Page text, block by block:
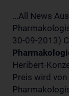
...All News
30-09-2013)
Heribert-
Preis wird